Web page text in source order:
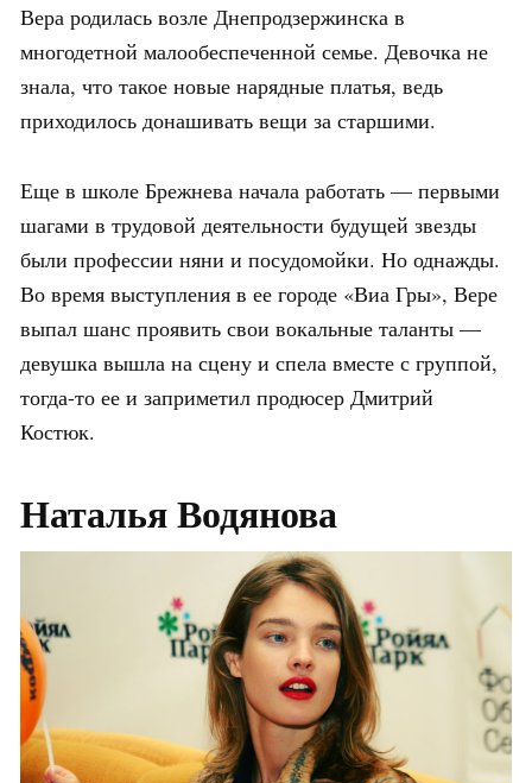
Вера родилась возле Днепродзержинска в
многодетной малообеспеченной семье. Девочка не
знала, что такое новые нарядные платья, ведь
приходилось донашивать вещи за старшими.
Еще в школе Брежнева начала работать — первыми
шагами в трудовой деятельности будущей звезды
были профессии няни и посудомойки. Но однажды.
Во время выступления в ее городе «Виа Гры», Вере
выпал шанс проявить свои вокальные таланты —
девушка вышла на сцену и спела вместе с группой,
тогда-то ее и заприметил продюсер Дмитрий
Костюк.
Наталья Водянова